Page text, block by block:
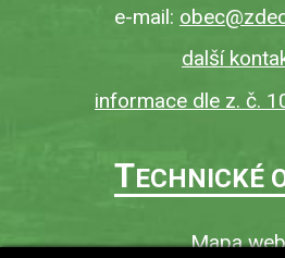
e-mail:
další
informace dle z. č.
TECHNICKÉ
Mapa